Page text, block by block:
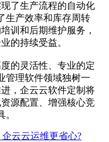
了生产流程的自动化
生产效率和库存周转
训和后期维护服务，
的持续受益。
的灵活性、专业的定
管理软件领域独树一
，企云云软件定制将
源配置、增强核心竞
云云运维更省心?